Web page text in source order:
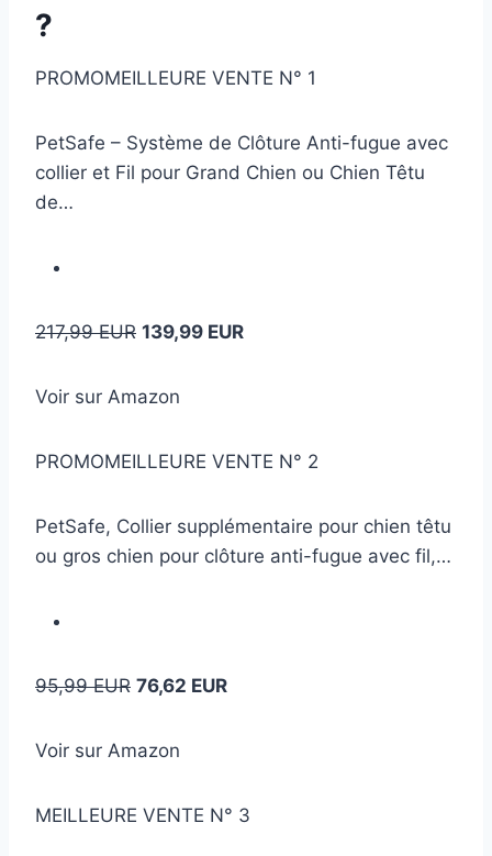
?
PROMOMEILLEURE VENTE N° 1
PetSafe – Système de Clôture Anti-fugue avec
collier et Fil pour Grand Chien ou Chien Têtu
de…
217,99 EUR 139,99 EUR
Voir sur Amazon
PROMOMEILLEURE VENTE N° 2
PetSafe, Collier supplémentaire pour chien têtu
ou gros chien pour clôture anti-fugue avec fil,…
95,99 EUR 76,62 EUR
Voir sur Amazon
MEILLEURE VENTE N° 3